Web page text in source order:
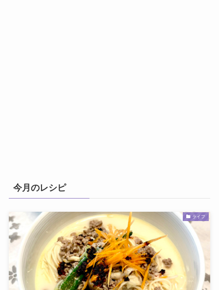
今月のレシピ
ライフ